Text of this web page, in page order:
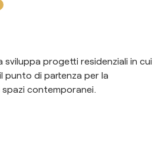
progetti residenziali in cui
punto di partenza per la
contemporanei.